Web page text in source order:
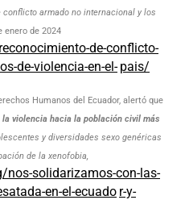
armado no internacional y los
enero de 2024
de-conflicto-
de-violencia-en-el- pais/
Humanos del Ecuador, alertó que
violencia hacia la población civil más
y diversidades sexo genéricas
de la xenofobia,
solidarizamos-con-las-
en-el-ecuado r-y-